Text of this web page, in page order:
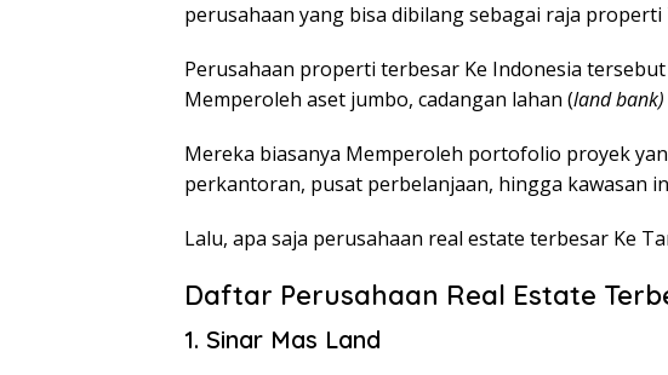
perusahaan yang bisa dibilang sebagai raja properti
Perusahaan properti terbesar Ke Indonesia
Memperoleh aset jumbo, cadangan lahan (land bank)
Mereka biasanya Memperoleh portofolio proyek
perkantoran, pusat perbelanjaan, hingga kawasan
Lalu, apa saja perusahaan real estate terbesar Ke
Daftar Perusahaan Real Estate
1. Sinar Mas Land